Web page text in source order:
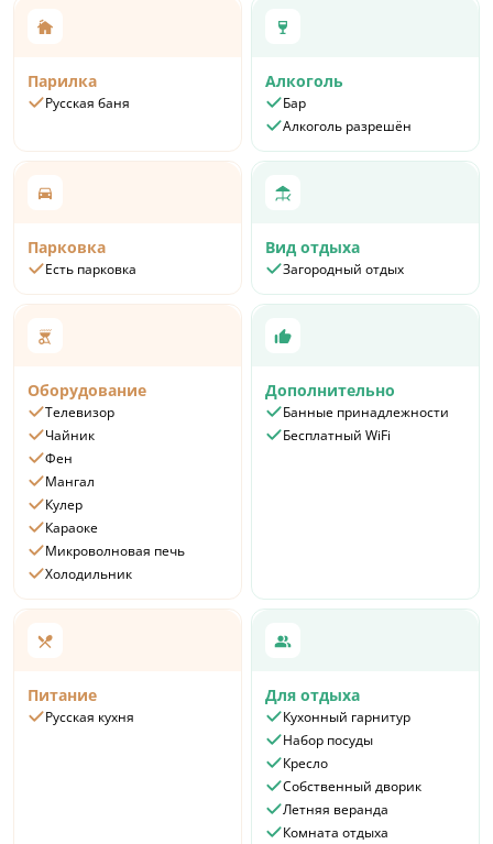
Парилка
Русская баня
Алкоголь
Бар
Алкоголь разрешён
Парковка
Есть парковка
Вид отдыха
Загородный отдых
Оборудование
Телевизор
Чайник
Фен
Мангал
Кулер
Караоке
Микроволновая печь
Холодильник
Дополнительно
Банные принадлежности
Бесплатный WiFi
Питание
Русская кухня
Для отдыха
Кухонный гарнитур
Набор посуды
Кресло
Собственный дворик
Летняя веранда
Комната отдыха